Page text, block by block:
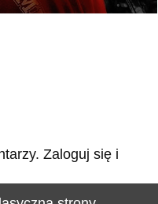
Zaloguj się i